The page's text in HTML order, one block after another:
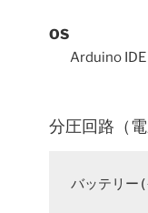
OS
Arduino
分圧回路（電
バッテリ